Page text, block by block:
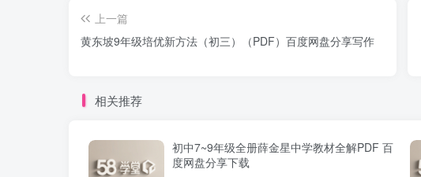
上一篇
黄东坡9年级培优新方法（初三）（PDF）百度网盘分享写作
相关推荐
初中7~9年级全册薛金星中学教材全解PDF 百
度网盘分享下载